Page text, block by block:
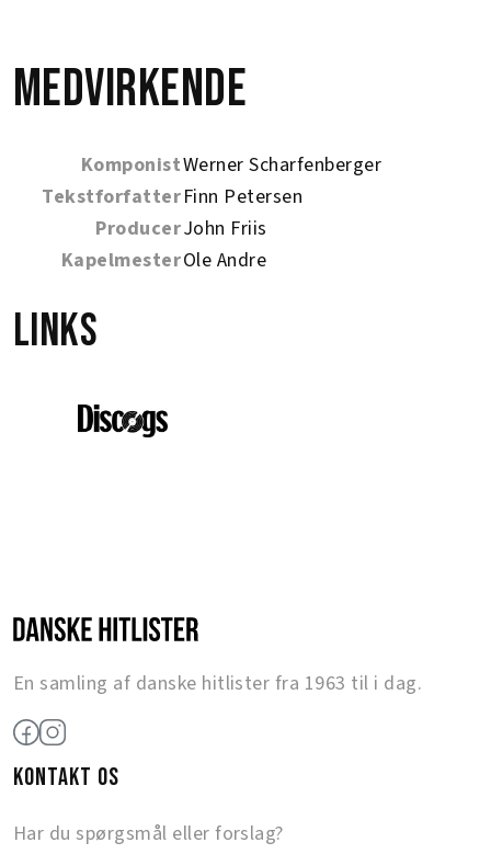
Medvirkende
KomponistWerner Scharfenberger
TekstforfatterFinn Petersen
ProducerJohn Friis
KapelmesterOle Andre
Links
En samling af danske hitlister fra 1963 til i dag.
KONTAKT OS
Har du spørgsmål eller forslag?